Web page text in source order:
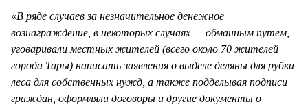
«В ряде случаев за незначительное денежное
вознаграждение, в некоторых случаях — обманным путем,
уговаривали местных жителей (всего около 70 жителей
города Тары) написать заявления о выделе деляны для рубки
леса для собственных нужд, а также подделывая подписи
граждан, оформляли договоры и другие документы о